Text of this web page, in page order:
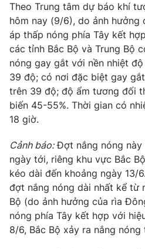
Thế giới đó đây
Câu chuyện quốc tế
Kinh tế
Tài chính
Thị trường
Góc doanh nghiệp
Dữ liệu và đời sống
Truyền hình
Phim VTV
Hậu trường
Nhân vật
Khán giả
Giải sao mai
Giải trí
Âm nhạc
Sao
Đời sống
Du lịch
Làm đẹp
Chất lượng cuộc sống
Giáo dục
Tuyển sinh
Học trực tuyến
Công nghệ
Hitech Công nghệ tương lai
Theo Trung tâm dự báo khí
hôm nay (9/6), do ảnh hưởng
áp thấp nóng phía Tây kết
các tỉnh Bắc Bộ và Trung Bộ
nóng gay gắt với nền nhiệt
39 độ; có nơi đặc biệt gay
trên 39 độ; độ ẩm tương đối
biến 45-55%. Thời gian có
18 giờ.
Cảnh báo:Đợt nắng nóng này
ngày tới, riêng khu vực Bắc
kéo dài đến khoảng ngày 13/
đợt nắng nóng dài nhất kể từ
Bộ (do ảnh hưởng của rìa
nóng phía Tây kết hợp với
8/6, Bắc Bộ xảy ra nắng nóng